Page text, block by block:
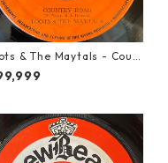
& The Maytals - Coun
【7-21951】